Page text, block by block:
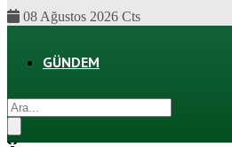
08 Ağustos 2026 Cts
GÜNDEM